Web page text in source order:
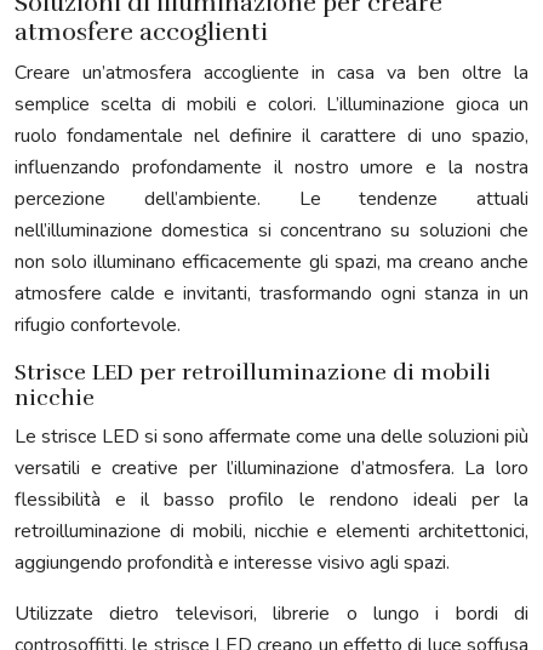
atmosfere accoglienti
Creare un’atmosfera accogliente in casa va ben oltre la
semplice scelta di mobili e colori. L’illuminazione gioca un
ruolo fondamentale nel definire il carattere di uno spazio,
influenzando profondamente il nostro umore e la nostra
percezione dell’ambiente. Le tendenze attuali
nell’illuminazione domestica si concentrano su soluzioni che
non solo illuminano efficacemente gli spazi, ma creano anche
atmosfere calde e invitanti, trasformando ogni stanza in un
rifugio confortevole.
Strisce LED per retroilluminazione di mobili
nicchie
Le strisce LED si sono affermate come una delle soluzioni più
versatili e creative per l’illuminazione d’atmosfera. La loro
flessibilità e il basso profilo le rendono ideali per la
retroilluminazione di mobili, nicchie e elementi architettonici,
aggiungendo profondità e interesse visivo agli spazi.
Utilizzate dietro televisori, librerie o lungo i bordi di